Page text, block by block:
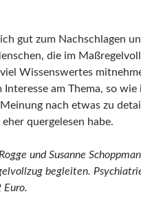
gut zum Nachschlagen
die im
Wissenswertes
Interesse am Thema, so wie
nach etwas zu
quergelesen habe.
und Susanne
begleiten.